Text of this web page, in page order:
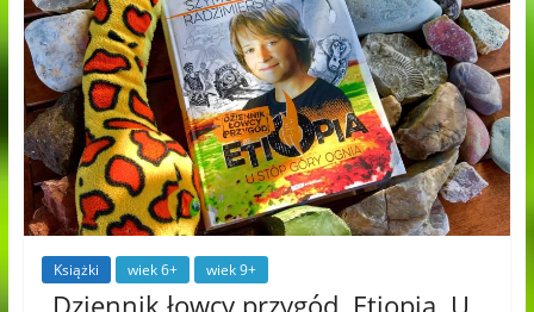
Książki wiek 6+ wiek 9+